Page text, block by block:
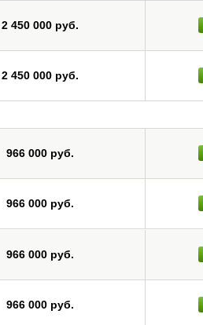
2 450 000 руб.
2 450 000 руб.
966 000 руб.
966 000 руб.
966 000 руб.
966 000 руб.